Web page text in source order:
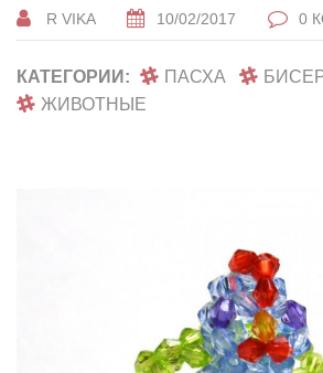
R VIKA 10/02/2017 0
КАТЕГОРИИ: ПАСХА
ЖИВОТНЫЕ